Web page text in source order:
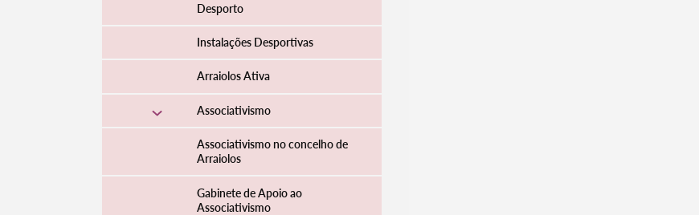
Desporto
Instalações Desportivas
Arraiolos Ativa
Associativismo
Associativismo no concelho de
Arraiolos
Gabinete de Apoio ao
Associativismo